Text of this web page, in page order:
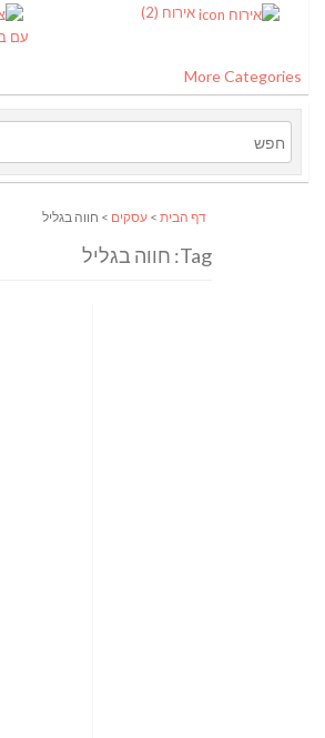
אירוח (2)
עם
More Categories
דף הבית > עסקים > חווה בגליל
Tag: חווה בגליל